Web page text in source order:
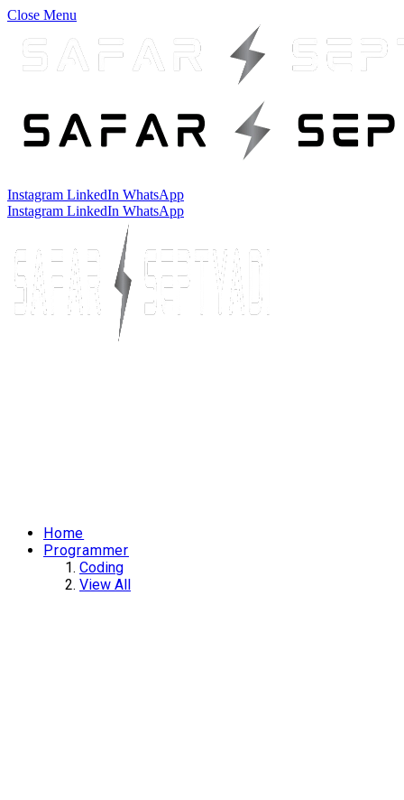
Close Menu
Instagram LinkedIn WhatsApp
Instagram LinkedIn WhatsApp
Home
Programmer
Coding
View All